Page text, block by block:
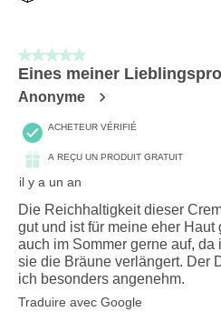
5 sur 5 étoiles.
Eines meiner
Anonyme
ACHETEUR VÉRIFIÉ
A REÇU UN PRODUIT GRATUIT
il y a un an
Die Reichhaltigkeit dieser
gut und ist für meine eher
auch im Sommer gerne auf,
sie die Bräune verlängert. Der
ich besonders angenehm.
Traduire avec Google